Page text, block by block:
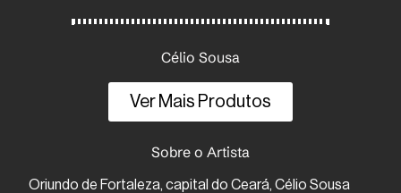
Célio Sousa
Ver Mais Produtos
Sobre o Artista
Oriundo de Fortaleza, capital do Ceará, Célio Sousa